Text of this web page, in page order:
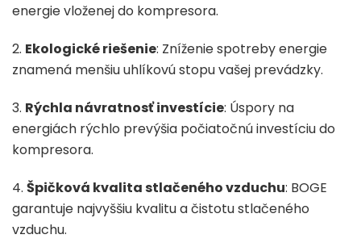
energie vloženej do kompresora.
2. Ekologické riešenie: Zníženie spotreby energie
znamená menšiu uhlíkovú stopu vašej prevádzky.
3. Rýchla návratnosť investície: Úspory na
energiách rýchlo prevýšia počiatočnú investíciu do
kompresora.
4. Špičková kvalita stlačeného vzduchu: BOGE
garantuje najvyššiu kvalitu a čistotu stlačeného
vzduchu.